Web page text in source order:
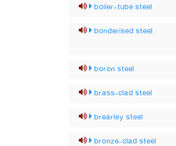
boiler-tube steel
bonderised steel
boron steel
brass-clad steel
brearley steel
bronze-clad steel